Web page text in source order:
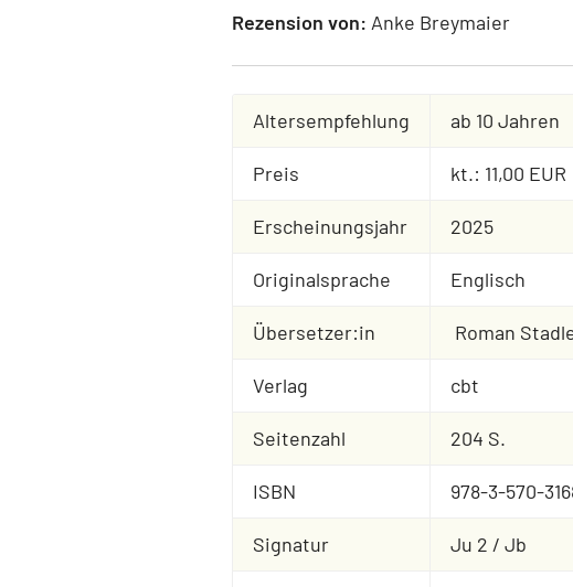
Rezension von: Anke Breymaier
Altersempfehlung ab 10 Jahren
Preis kt.: 11,00 EUR
Erscheinungsjahr 2025
Originalsprache Englisch
Übersetzer:in Roman
Verlag cbt
Seitenzahl 204 S.
ISBN 978-3-570-
Signatur Ju 2 / Jb